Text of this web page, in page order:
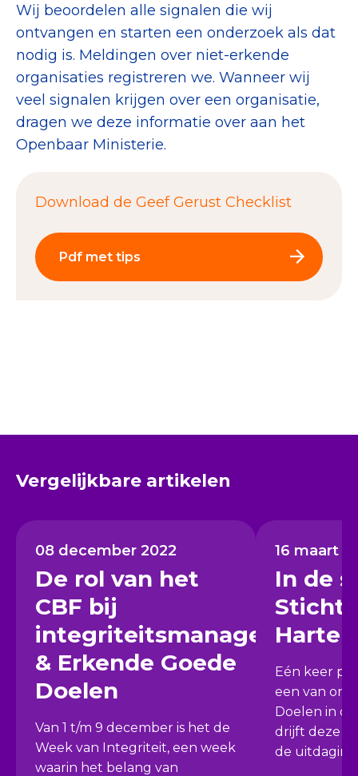
Wij beoordelen alle signalen die wij
ontvangen en starten een onderzoek als dat
nodig is. Meldingen over niet-erkende
organisaties registreren we. Wanneer wij
veel signalen krijgen over een organisatie,
dragen we deze informatie over aan het
Openbaar Ministerie.
Download de Geef Gerust Checklist
Pdf met tips
Vergelijkbare artikelen
08 december 2022
De rol van het
CBF bij
integriteitsmanagement
& Erkende Goede
Doelen
Van 1 t/m 9 december is het de
Week van Integriteit, een week
waarin het belang van
16 maart
In de
Eén keer
een van
Doelen in
drijft deze
de